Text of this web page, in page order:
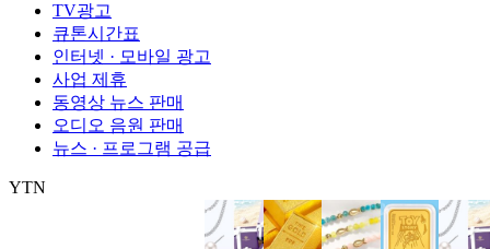
TV광고
큐톤시간표
인터넷 · 모바일 광고
사업 제휴
동영상 뉴스 판매
오디오 음원 판매
뉴스 · 프로그램 공급
YTN
서울특별시 마포구 상암산로 76 (상암동) 대표전화:
서울특별시 마포구 상암산로 76 (상암동)등록번호: